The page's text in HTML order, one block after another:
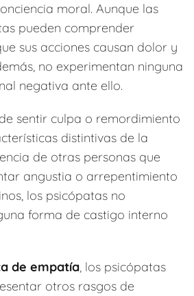
moral. Aunque las
pueden comprender
sus acciones causan dolor y
no experimentan ninguna
negativa ante ello.
sentir culpa o remordimiento
distintivas de la
de otras personas que
angustia o arrepentimiento
los psicópatas no
forma de castigo interno
de empatía, los psicópatas
otros rasgos de